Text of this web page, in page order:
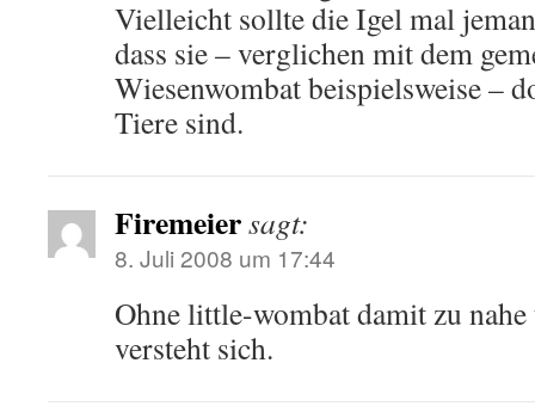
Vielleicht sollte die Igel mal
dass sie – verglichen mit dem
Wiesenwombat beispielsweise –
Tiere sind.
Firemeiersagt:
8. Juli 2008 um 17:44
Ohne little-wombat damit zu
versteht sich.